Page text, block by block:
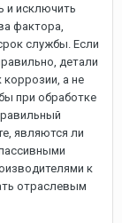
и исключить
фактора,
службы. Если
детали
а не
при обработке
являются ли
к
отраслевым